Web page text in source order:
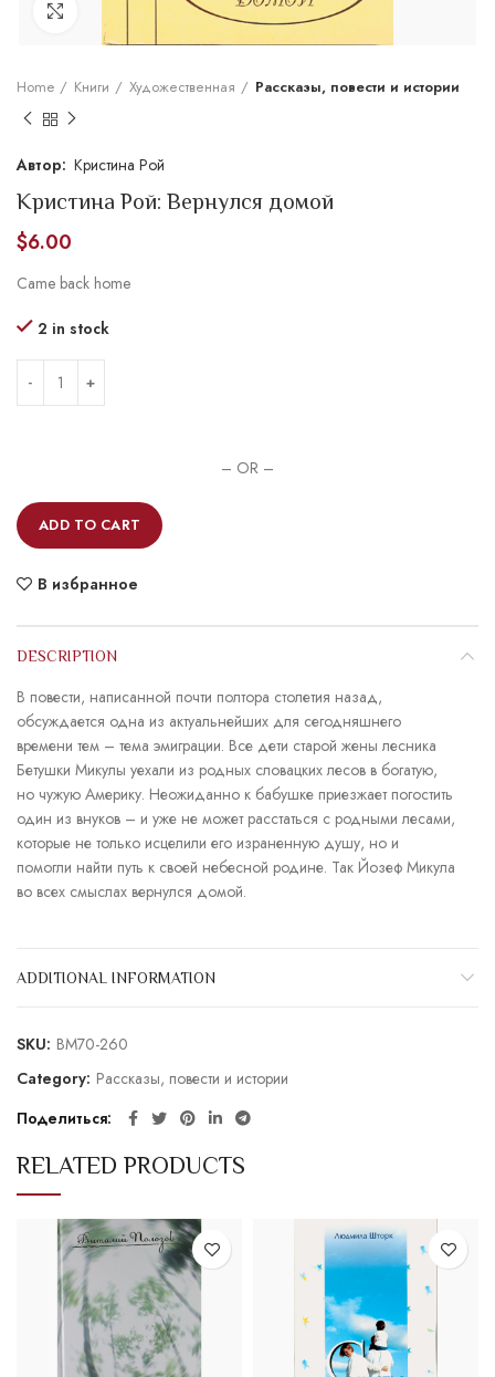
Home Книги Художественная Рассказы, повести и истории
Кристина Рой
Кристина Рой: Вернулся домой
$6.00
Came back home
2 in stock
– OR –
ADD TO CART
В избранное
DESCRIPTION
В повести, написанной почти полтора столетия назад,
обсуждается одна из актуальнейших для сегодняшнего
времени тем – тема эмиграции. Все дети старой жены лесника
Бетушки Микулы уехали из родных словацких лесов в богатую,
но чужую Америку. Неожиданно к бабушке приезжает погостить
один из внуков – и уже не может расстаться с родными лесами,
которые не только исцелили его израненную душу, но и
помогли найти путь к своей небесной родине. Так Йозеф Микула
во всех смыслах вернулся домой.
ADDITIONAL INFORMATION
SKU: BM70-260
Category: Рассказы, повести и истории
Поделиться
RELATED PRODUCTS